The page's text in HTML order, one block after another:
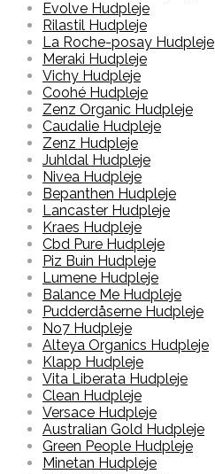
Evolve Hudpleje
Rilastil Hudpleje
La Roche-posay Hudpleje
Meraki Hudpleje
Vichy Hudpleje
Coohé Hudpleje
Zenz Organic Hudpleje
Caudalie Hudpleje
Zenz Hudpleje
Juhldal Hudpleje
Nivea Hudpleje
Bepanthen Hudpleje
Lancaster Hudpleje
Kraes Hudpleje
Cbd Pure Hudpleje
Piz Buin Hudpleje
Lumene Hudpleje
Balance Me Hudpleje
Pudderdåserne Hudpleje
No7 Hudpleje
Alteya Organics Hudpleje
Klapp Hudpleje
Vita Liberata Hudpleje
Clean Hudpleje
Versace Hudpleje
Australian Gold Hudpleje
Green People Hudpleje
Minetan Hudpleje